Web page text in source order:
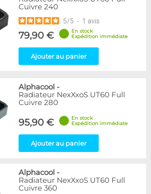
Cuivre 240
5/5 - 1 avis
79,90 €
En stock
Expédition immédiate
Ajouter au panier
Alphacool -
Radiateur NexXxoS UT60 Full
Cuivre 280
95,90 €
En stock
Expédition immédiate
Ajouter au panier
Alphacool -
Radiateur NexXxoS UT60 Full
Cuivre 360